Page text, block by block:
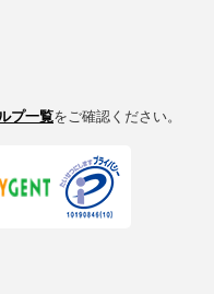
プ一覧をご確認ください。